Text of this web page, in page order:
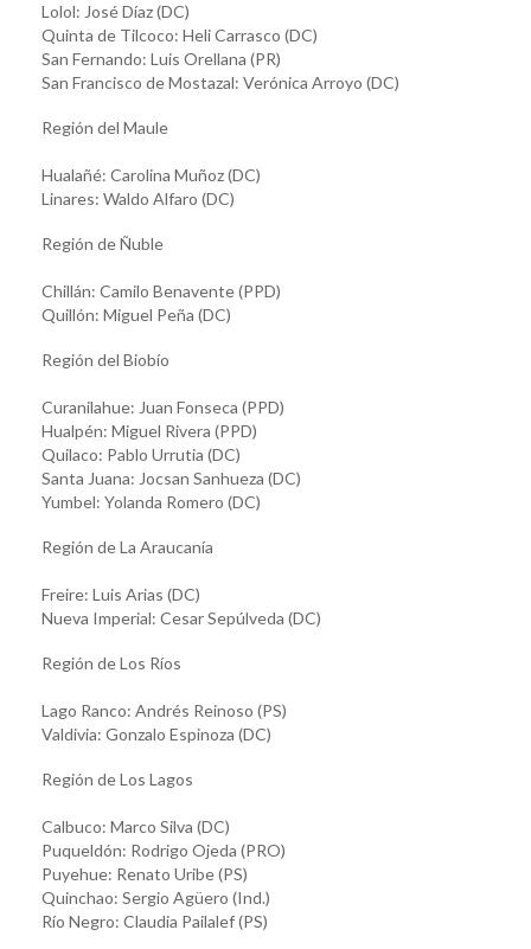
Lolol: José Díaz (DC)
Quinta de Tilcoco: Heli Carrasco (DC)
San Fernando: Luis Orellana (PR)
San Francisco de Mostazal: Verónica Arroyo (DC)
Región del Maule
Hualañé: Carolina Muñoz (DC)
Linares: Waldo Alfaro (DC)
Región de Ñuble
Chillán: Camilo Benavente (PPD)
Quillón: Miguel Peña (DC)
Región del Biobío
Curanilahue: Juan Fonseca (PPD)
Hualpén: Miguel Rivera (PPD)
Quilaco: Pablo Urrutia (DC)
Santa Juana: Jocsan Sanhueza (DC)
Yumbel: Yolanda Romero (DC)
Región de La Araucanía
Freire: Luis Arias (DC)
Nueva Imperial: Cesar Sepúlveda (DC)
Región de Los Ríos
Lago Ranco: Andrés Reinoso (PS)
Valdivia: Gonzalo Espinoza (DC)
Región de Los Lagos
Calbuco: Marco Silva (DC)
Puqueldón: Rodrigo Ojeda (PRO)
Puyehue: Renato Uribe (PS)
Quinchao: Sergio Agüero (Ind.)
Río Negro: Claudia Pailalef (PS)